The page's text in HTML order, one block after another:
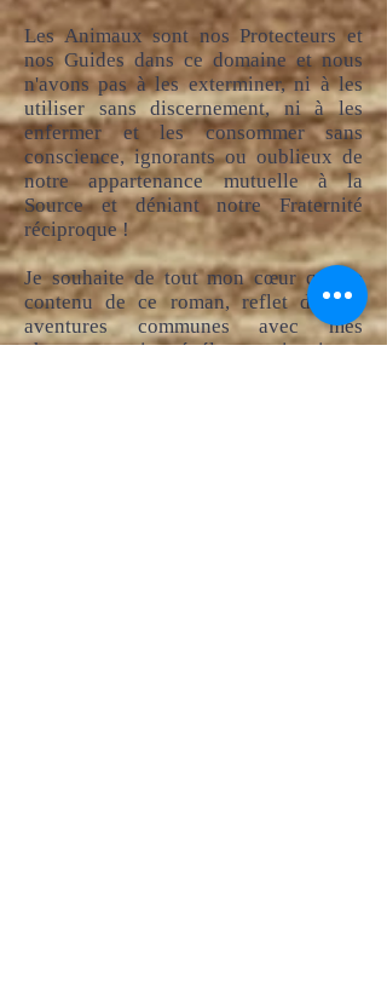
Les Animaux sont nos Protecteurs et
nos Guides dans ce domaine et nous
n'avons pas à les exterminer, ni à les
utiliser sans discernement, ni à les
enfermer et les consommer sans
conscience, ignorants ou oublieux de
notre appartenance mutuelle à la
Source et déniant notre Fraternité
réciproque !
Je souhaite de tout mon cœur que le
contenu de ce roman, reflet de nos
aventures communes avec mes
chevaux, soit révélateur, inspirant,